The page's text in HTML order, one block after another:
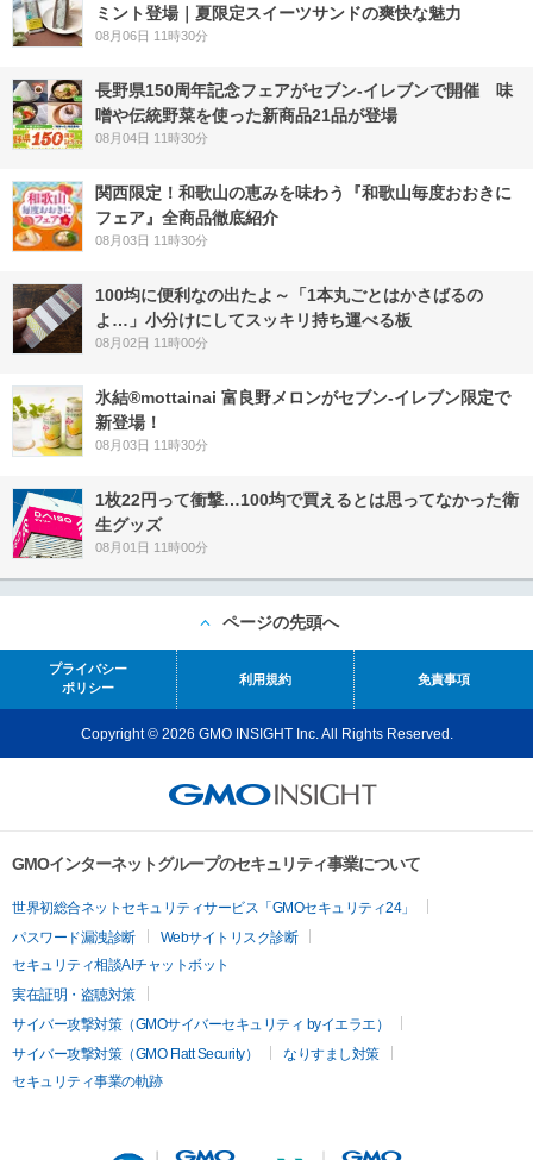
ミント登場｜夏限定スイーツサンドの爽快な魅力
08月06日 11時30分
長野県150周年記念フェアがセブン-イレブンで開催 味
噌や伝統野菜を使った新商品21品が登場
08月04日 11時30分
関西限定！和歌山の恵みを味わう『和歌山毎度おおきに
フェア』全商品徹底紹介
08月03日 11時30分
100均に便利なの出たよ～「1本丸ごとはかさばるの
よ…」小分けにしてスッキリ持ち運べる板
08月02日 11時00分
氷結®mottainai 富良野メロンがセブン‐イレブン限定で
新登場！
08月03日 11時30分
1枚22円って衝撃…100均で買えるとは思ってなかった衛
生グッズ
08月01日 11時00分
ページの先頭へ
プライバシー
ポリシー
利用規約 免責事項
Copyright © 2026 GMO INSIGHT Inc. All Rights Reserved.
GMOインターネットグループのセキュリティ事業について
世界初総合ネットセキュリティサービス「GMOセキュリティ24」
パスワード漏洩診断
Webサイトリスク診断
セキュリティ相談AIチャットボット
実在証明・盗聴対策
サイバー攻撃対策（GMOサイバーセキュリティ byイエラエ）
サイバー攻撃対策（GMO Flatt Security）
なりすまし対策
セキュリティ事業の軌跡